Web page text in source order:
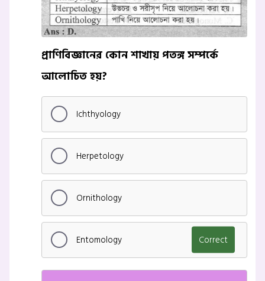
প্রাণিবিজ্ঞানের কোন শাখায় পতঙ্গ সম্পর্কে
আলোচিত হয়?
Ichthyology
Herpetology
Ornithology
Entomology Correct